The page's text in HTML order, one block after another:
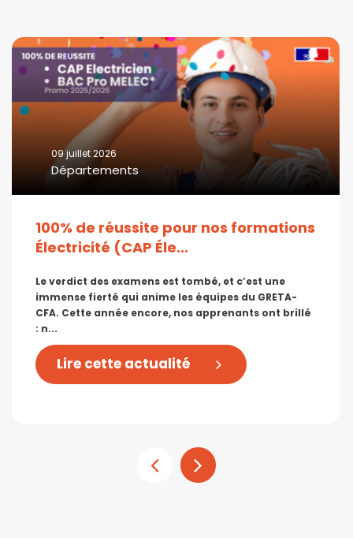
09 juillet 2026
Départements
100% de réussite pour nos formations
Électricité (CAP Éle...
Le verdict des examens est tombé, et c’est une
immense fierté qui anime les équipes du GRETA-
CFA. Cette année encore, nos apprenants ont brillé
: n...
Lire cette actualité